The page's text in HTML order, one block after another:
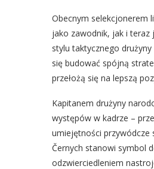
Obecnym selekcjonerem
jako zawodnik, jak i teraz
stylu taktycznego
się budować spójną
przełożą się na lepszą
Kapitanem drużyny
występów w kadrze –
umiejętności przywódcze
Černych stanowi symbol
odzwierciedleniem